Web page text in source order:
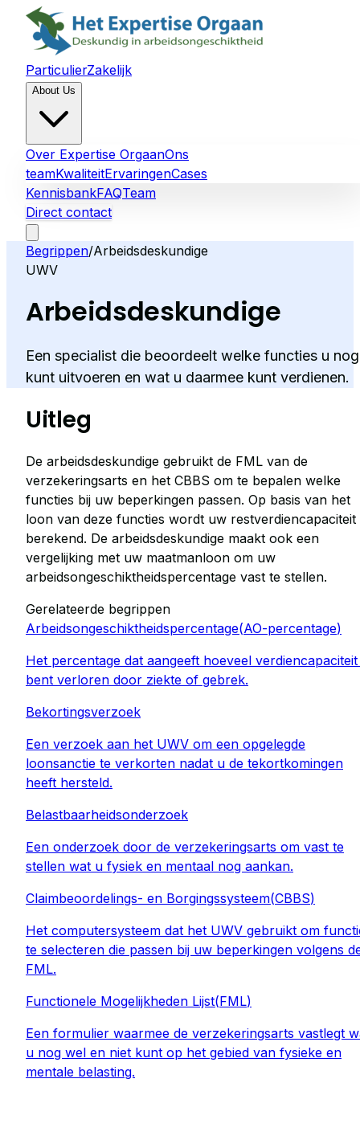
ParticulierZakelijk
About Us
Over Expertise OrgaanOns
teamKwaliteitErvaringenCases
KennisbankFAQTeam
Direct contact
Begrippen/Arbeidsdeskundige
UWV
Arbeidsdeskundige
Een specialist die beoordeelt welke functies u nog
kunt uitvoeren en wat u daarmee kunt verdienen.
Uitleg
De arbeidsdeskundige gebruikt de FML van de
verzekeringsarts en het CBBS om te bepalen welke
functies bij uw beperkingen passen. Op basis van het
loon van deze functies wordt uw restverdiencapaciteit
berekend. De arbeidsdeskundige maakt ook een
vergelijking met uw maatmanloon om uw
arbeidsongeschiktheidspercentage vast te stellen.
Gerelateerde begrippen
Arbeidsongeschiktheidspercentage(AO-percentage)
Het percentage dat aangeeft hoeveel
bent verloren door ziekte of gebrek.
Bekortingsverzoek
Een verzoek aan het UWV om een opgelegde
loonsanctie te verkorten nadat u de tekortkomingen
heeft hersteld.
Belastbaarheidsonderzoek
Een onderzoek door de verzekeringsarts om vast te
stellen wat u fysiek en mentaal nog aankan.
Claimbeoordelings- en Borgingssysteem(CBBS)
Het computersysteem dat het UWV gebruikt om
te selecteren die passen bij uw beperkingen volgens
FML.
Functionele Mogelijkheden Lijst(FML)
Een formulier waarmee de verzekeringsarts vastlegt
u nog wel en niet kunt op het gebied van fysieke en
mentale belasting.